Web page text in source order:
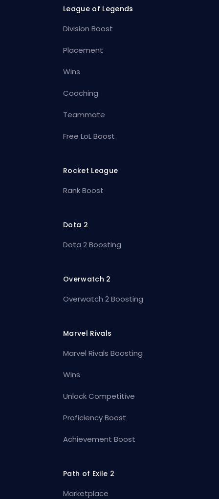
League of Legends
Division Boost
Placement
Wins
Coaching
Teammate
Free LoL Boost
Rocket League
Rank Boost
Dota 2
Dota 2 Boosting
Overwatch 2
Overwatch 2 Boosting
Marvel Rivals
Marvel Rivals Boosting
Wins
Unlock Competitive
Proficiency Boost
Achievement Boost
Path of Exile 2
Marketplace